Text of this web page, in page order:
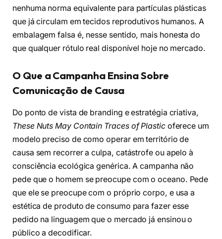
nenhuma norma equivalente para partículas plásticas
que já circulam em tecidos reprodutivos humanos. A
embalagem falsa é, nesse sentido, mais honesta do
que qualquer rótulo real disponível hoje no mercado.
O Que a Campanha Ensina Sobre
Comunicação de Causa
Do ponto de vista de branding e estratégia criativa,
These Nuts May Contain Traces of Plasticoferece um
modelo preciso de como operar em território de
causa sem recorrer a culpa, catástrofe ou apelo à
consciência ecológica genérica. A campanha não
pede que o homem se preocupe com o oceano. Pede
que ele se preocupe com o próprio corpo, e usa a
estética de produto de consumo para fazer esse
pedido na linguagem que o mercado já ensinou o
público a decodificar.